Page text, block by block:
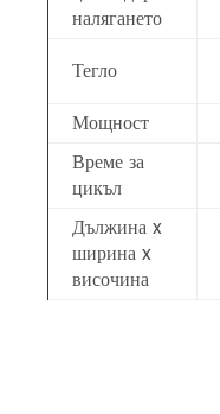
налягането
Тегло
Мощност
Време за
цикъл
Дължина x
ширина x
височина